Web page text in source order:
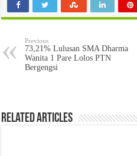
Previous
73,21% Lulusan SMA Dharma
Wanita 1 Pare Lolos PTN
Bergengsi
Related Articles